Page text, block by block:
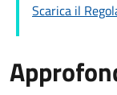
Scarica il